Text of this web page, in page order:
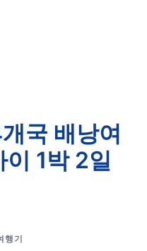
국 배낭여
1박 2일
행기